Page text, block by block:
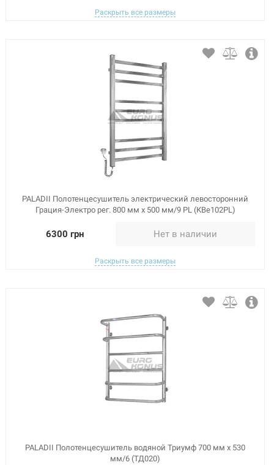
Раскрыть все размеры
PALADII Полотенцесушитель электрический левосторонний
Грация-Электро рег. 800 мм х 500 мм/9 PL (КВе102PL)
6300 грн Нет в наличии
Раскрыть все размеры
PALADII Полотенцесушитель водяной Триумф 700 мм х 530
мм/6 (ТД020)